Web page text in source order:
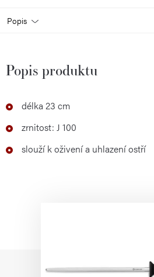
Popis
Popis produktu
délka 23 cm
zrnitost: J 100
slouží k oživení a uhlazení ostří